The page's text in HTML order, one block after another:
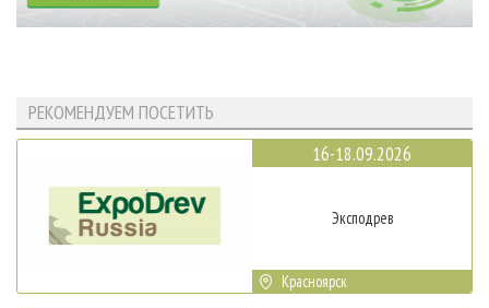
РЕКОМЕНДУЕМ ПОСЕТИТЬ
16-18.09.2026
Эксподрев
Красноярск